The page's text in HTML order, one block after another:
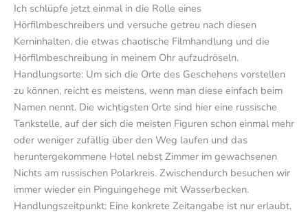
Ich schlüpfe jetzt einmal in die Rolle eines
Hörfilmbeschreibers und versuche getreu nach diesen
Kerninhalten, die etwas chaotische Filmhandlung und die
Hörfilmbeschreibung in meinem Ohr aufzudröseln.
Handlungsorte: Um sich die Orte des Geschehens vorstellen
zu können, reicht es meistens, wenn man diese einfach beim
Namen nennt. Die wichtigsten Orte sind hier eine russische
Tankstelle, auf der sich die meisten Figuren schon einmal mehr
oder weniger zufällig über den Weg laufen und das
heruntergekommene Hotel nebst Zimmer im gewachsenen
Nichts am russischen Polarkreis. Zwischendurch besuchen wir
immer wieder ein Pinguingehege mit Wasserbecken.
Handlungszeitpunkt: Eine konkrete Zeitangabe ist nur erlaubt,